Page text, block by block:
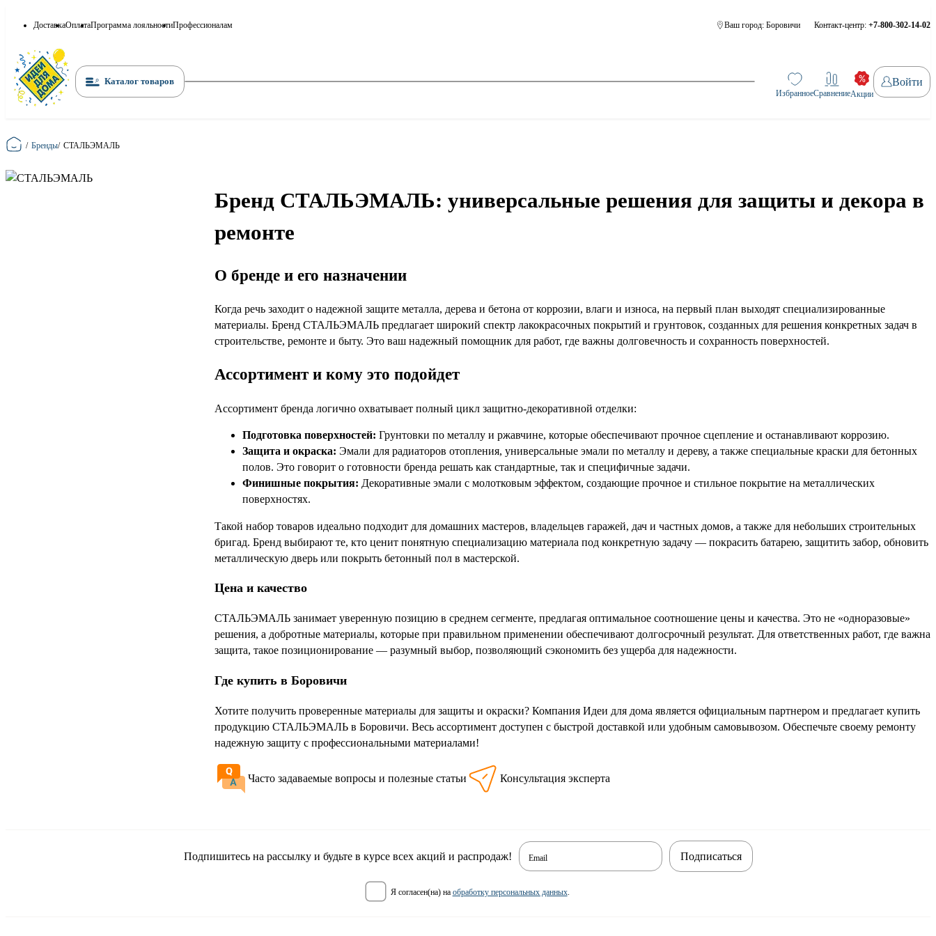
ДоставкаОплатаПрограмма лояльностиПрофессионалам Ваш город: Боровичи Контакт-центр: +7-800-302-14-02
Каталог товаров
ИзбранноеСравнениеАкции
Войти
Главная
/ Бренды/ СТАЛЬЭМАЛЬ
Бренд СТАЛЬЭМАЛЬ: универсальные решения для защиты и декора в
ремонте
О бренде и его назначении
Когда речь заходит о надежной защите металла, дерева и бетона от коррозии, влаги и износа, на первый план выходят специализированные
материалы. Бренд СТАЛЬЭМАЛЬ предлагает широкий спектр лакокрасочных покрытий и грунтовок, созданных для решения конкретных задач в
строительстве, ремонте и быту. Это ваш надежный помощник для работ, где важны долговечность и сохранность поверхностей.
Ассортимент и кому это подойдет
Ассортимент бренда логично охватывает полный цикл защитно-декоративной отделки:
Подготовка поверхностей: Грунтовки по металлу и ржавчине, которые обеспечивают прочное сцепление и останавливают коррозию.
Защита и окраска: Эмали для радиаторов отопления, универсальные эмали по металлу и дереву, а также специальные краски для бетонных
полов. Это говорит о готовности бренда решать как стандартные, так и специфичные задачи.
Финишные покрытия: Декоративные эмали с молотковым эффектом, создающие прочное и стильное покрытие на металлических
поверхностях.
Такой набор товаров идеально подходит для домашних мастеров, владельцев гаражей, дач и частных домов, а также для небольших строительных
бригад. Бренд выбирают те, кто ценит понятную специализацию материала под конкретную задачу — покрасить батарею, защитить забор, обновить
металлическую дверь или покрыть бетонный пол в мастерской.
Цена и качество
СТАЛЬЭМАЛЬ занимает уверенную позицию в среднем сегменте, предлагая оптимальное соотношение цены и качества. Это не «одноразовые»
решения, а добротные материалы, которые при правильном применении обеспечивают долгосрочный результат. Для ответственных работ, где важна
защита, такое позиционирование — разумный выбор, позволяющий сэкономить без ущерба для надежности.
Где купить в Боровичи
Хотите получить проверенные материалы для защиты и окраски? Компания Идеи для дома является официальным партнером и предлагает купить
продукцию СТАЛЬЭМАЛЬ в Боровичи. Весь ассортимент доступен с быстрой доставкой или удобным самовывозом. Обеспечьте своему ремонту
надежную защиту с профессиональными материалами!
Часто задаваемые вопросы и полезные статьи Консультация эксперта
Подпишитесь на рассылку и будьте в курсе всех акций и распродаж! Email
я согласен(на) на обработку персональных данных.
Подписаться